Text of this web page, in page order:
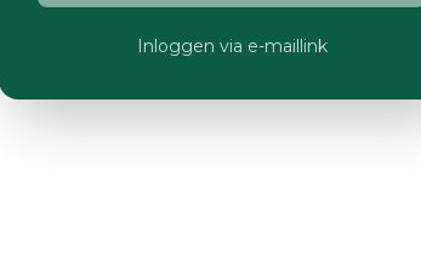
Inloggen via e-maillink